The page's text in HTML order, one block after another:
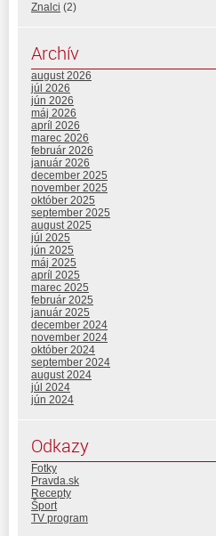
Znalci (2)
Archív
august 2026
júl 2026
jún 2026
máj 2026
apríl 2026
marec 2026
február 2026
január 2026
december 2025
november 2025
október 2025
september 2025
august 2025
júl 2025
jún 2025
máj 2025
apríl 2025
marec 2025
február 2025
január 2025
december 2024
november 2024
október 2024
september 2024
august 2024
júl 2024
jún 2024
Odkazy
Fotky
Pravda.sk
Recepty
Šport
TV program